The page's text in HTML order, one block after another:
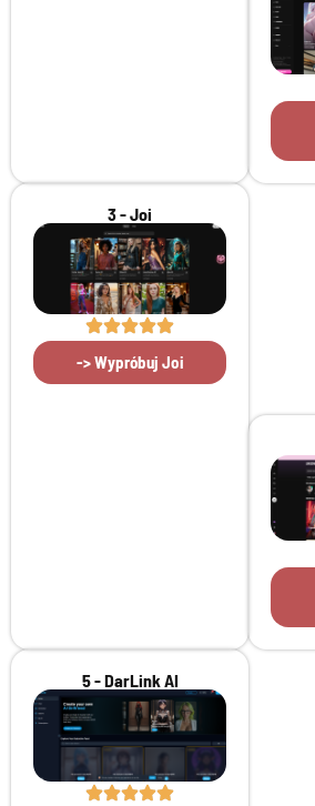
3 - Joi
-> Wypróbuj Joi
5 - DarLink AI